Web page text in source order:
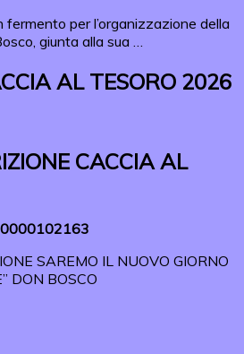
fermento per l’organizzazione della
giunta alla sua …
AL TESORO 2026
CACCIA AL
SAREMO IL NUOVO GIORNO
DON BOSCO